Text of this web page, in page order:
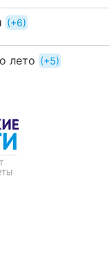
+6
лето +5